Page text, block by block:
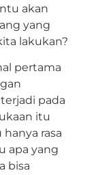
akan
yang
lakukan?
pertama
pada
itu
rasa
apa yang
bisa